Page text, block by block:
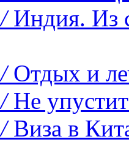
/ Индия. Из
/ Отдых и
/ Не
/ Виза в